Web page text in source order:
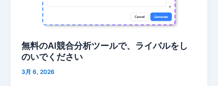
無料のAI競合分析ツールで、ライバルをし
のいでください
3月 6, 2026